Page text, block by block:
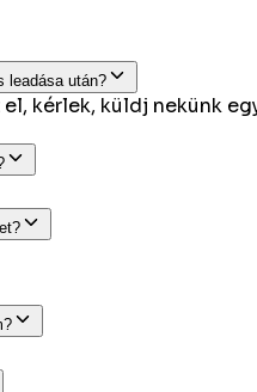
leadása után?
kérlek, küldj nekünk